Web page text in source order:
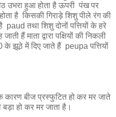
उभरा हुआ होता है ऊपरी पंख पर
है किसकी गिराड़े शिशु पीले रंग की
तथा शिशु दोनों पत्तियों के हरे
हैं माता द्वारा पक्षियों की निकली
झूठे में दिए जाते हैं peupa पत्तियों
बीज प्रस्फुटित हो कर मर जाते
हो कर मर जाता है।